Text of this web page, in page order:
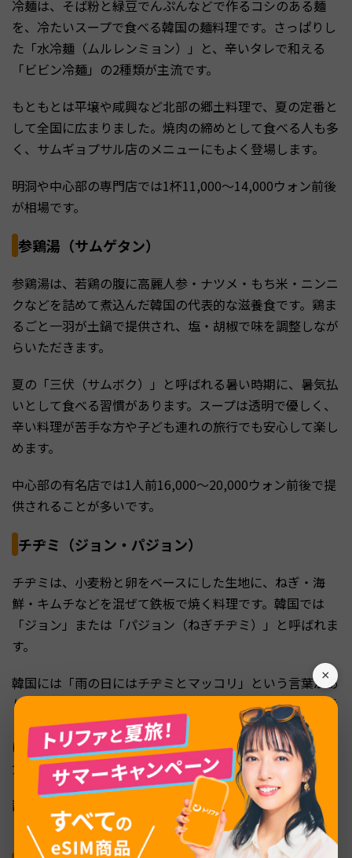
×
冷麺は、そば粉と緑豆でんぷんなどで作るコシのある麺
を、冷たいスープで食べる韓国の麺料理です。さっぱりし
た「水冷麺（ムルレンミョン）」と、辛いタレで和える
「ビビン冷麺」の2種類が主流です。
もともとは平壌や咸興など北部の郷土料理で、夏の定番と
して全国に広まりました。焼肉の締めとして食べる人も多
く、サムギョプサル店のメニューにもよく登場します。
明洞や中心部の専門店では1杯11,000〜14,000ウォン前後
が相場です。
参鶏湯（サムゲタン）
参鶏湯は、若鶏の腹に高麗人参・ナツメ・もち米・ニンニ
クなどを詰めて煮込んだ韓国の代表的な滋養食です。鶏ま
るごと一羽が土鍋で提供され、塩・胡椒で味を調整しなが
らいただきます。
夏の「三伏（サムボク）」と呼ばれる暑い時期に、暑気払
いとして食べる習慣があります。スープは透明で優しく、
辛い料理が苦手な方や子ども連れの旅行でも安心して楽し
めます。
中心部の有名店では1人前16,000〜20,000ウォン前後で提
供されることが多いです。
チヂミ（ジョン・パジョン）
チヂミは、小麦粉と卵をベースにした生地に、ねぎ・海
鮮・キムチなどを混ぜて鉄板で焼く料理です。韓国では
「ジョン」または「パジョン（ねぎチヂミ）」と呼ばれま
す。
韓国には「雨の日にはチヂミとマッコリ」という言葉があ
り、雨音が油で焼く音に似ていることから、雨の日の定番
として親しまれています。海鮮チヂミ（ヘムルパジョン）
はえび・いか・あさりが入った豪華な一品で、シェアして
食べるのが定番です。
醤油・酢・唐辛子を混ぜたタレにつけて食べると、もちっ
とした生地が一層おいしくなります。